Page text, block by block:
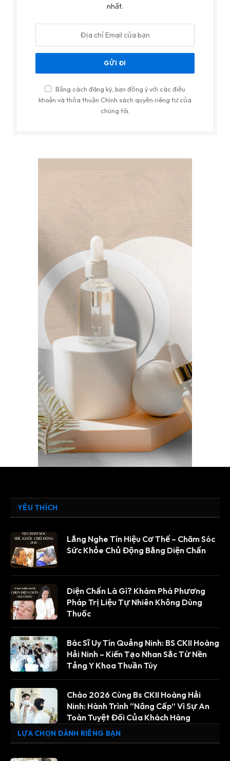
nhất.
Bằng cách đăng ký, bạn đồng ý với các điều
khoản và thỏa thuận Chính sách quyền riêng tư của
chúng tôi.
YÊU THÍCH
Lắng Nghe Tín Hiệu Cơ Thể – Chăm Sóc
Sức Khỏe Chủ Động Bằng Diện Chẩn
Diện Chẩn Là Gì? Khám Phá Phương
Pháp Trị Liệu Tự Nhiên Không Dùng
Thuốc
Bác Sĩ Uy Tín Quảng Ninh: BS CKII Hoàng
Hải Ninh – Kiến Tạo Nhan Sắc Từ Nền
Tảng Y Khoa Thuần Túy
Chào 2026 Cùng Bs CKII Hoàng Hải
Ninh: Hành Trình “Nâng Cấp” Vì Sự An
Toàn Tuyệt Đối Của Khách Hàng
LỰA CHỌN DÀNH RIÊNG BẠN